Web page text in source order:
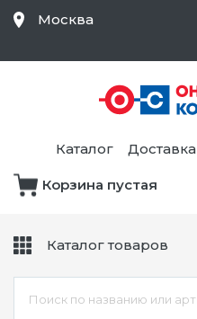
Москва
Каталог Доставка
Корзина пустая
Каталог товаров
Средства Контроля
Статического
Электричества и
Безопасности,
Товары для Чистых
Цепи